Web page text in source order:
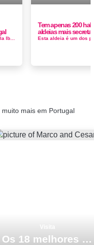
Tem apenas 200
aldeias mais
mais em Portugal
Os 18 melhores pontos turisticos para conhecer e visitar em Albufeira